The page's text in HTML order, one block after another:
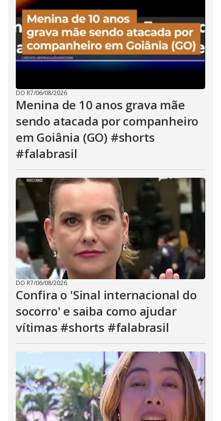
DO R7/06/08/2026
Menina de 10 anos grava mãe
sendo atacada por companheiro
em Goiânia (GO) #shorts
#falabrasil
DO R7/06/08/2026
Confira o 'Sinal internacional do
socorro' e saiba como ajudar
vítimas #shorts #falabrasil